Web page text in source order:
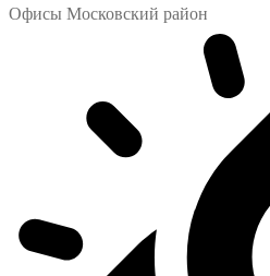
Офисы Московский район